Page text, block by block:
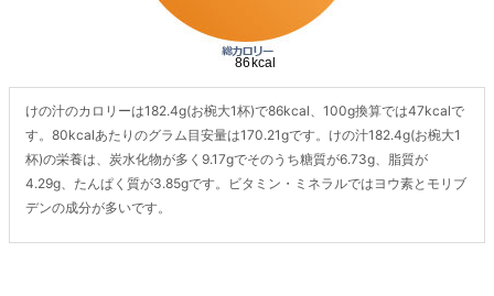
けの汁のカロリーは182.4g(お椀大1杯)で86kcal、100g換算では47kcalで
す。80kcalあたりのグラム目安量は170.21gです。けの汁182.4g(お椀大1
杯)の栄養は、炭水化物が多く9.17gでそのうち糖質が6.73g、脂質が
4.29g、たんぱく質が3.85gです。ビタミン・ミネラルではヨウ素とモリブ
デンの成分が多いです。